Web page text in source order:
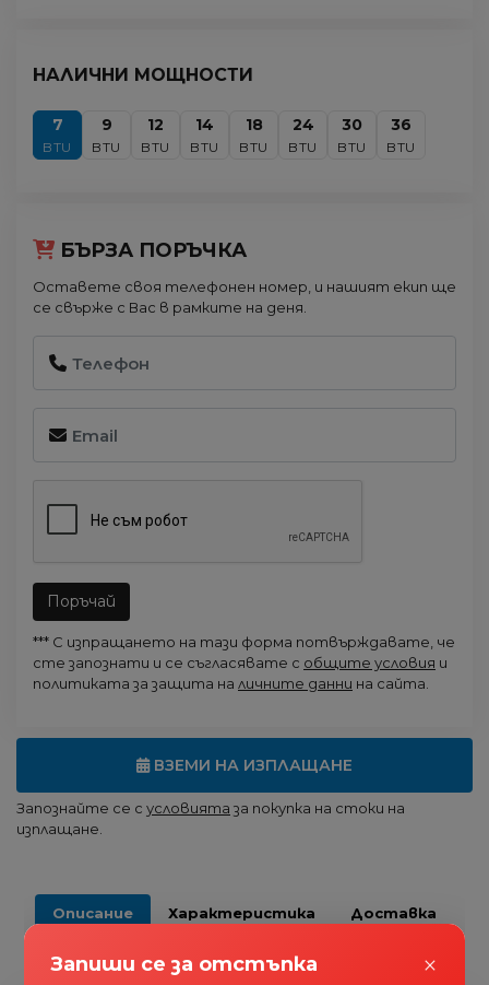
НАЛИЧНИ МОЩНОСТИ
7
BTU
9
BTU
12
BTU
14
BTU
18
BTU
24
BTU
30
BTU
36
BTU
БЪРЗА ПОРЪЧКА
Оставете своя телефонен номер, и нашият екип ще
се свърже с Вас в рамките на деня.
Поръчай
*** С изпращането на тази форма потвърждавате, че
сте запознати и се съгласявате с общите условия и
политиката за защита на личните данни на сайта.
ВЗЕМИ НА ИЗПЛАЩАНЕ
Запознайте се с условията за покупка на стоки на
изплащане.
Описание Характеристика Доставка
Запиши се за отстъпка ×